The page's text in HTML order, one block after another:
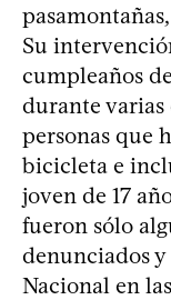
Su
cumpleaños
durante
personas que
bicicleta e
joven de 17
fueron sólo
denunciados
Nacional en